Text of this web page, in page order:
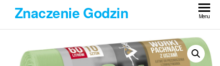
Przejdź
treści
Znaczenie Godzin Menu